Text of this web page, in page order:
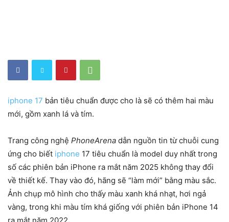
iphone 17 bản tiêu chuẩn được cho là sẽ có thêm hai màu
mới, gồm xanh lá và tím.
Trang công nghệ PhoneArena dẫn nguồn tin từ chuỗi cung
ứng cho biết iphone 17 tiêu chuẩn là model duy nhất trong
số các phiên bản iPhone ra mắt năm 2025 không thay đổi
về thiết kế. Thay vào đó, hãng sẽ “làm mới” bằng màu sắc.
Ảnh chụp mô hình cho thấy màu xanh khá nhạt, hơi ngả
vàng, trong khi màu tím khá giống với phiên bản iPhone 14
ra mắt năm 2022.